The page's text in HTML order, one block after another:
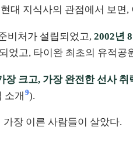
대 지식사의 관점에서 보
비처가 설립되었고, 2002년
었고, 타이완 최초의 유적공
크고, 가장 완전한 선사
소개 9).
장 이른 사람들이 살았다.